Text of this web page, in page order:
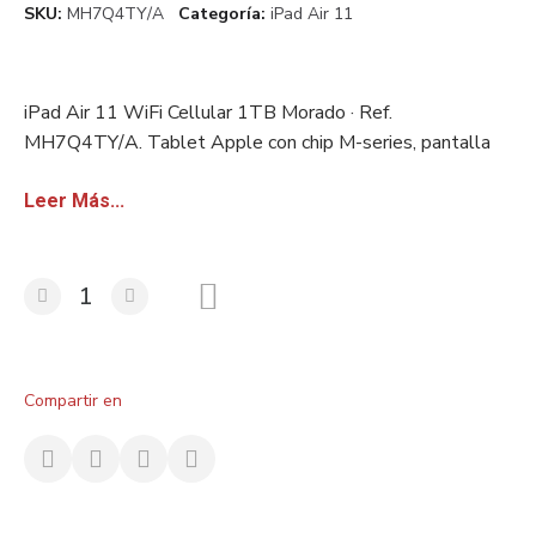
SKU MH7Q4TY/A Categoría iPad Air 11
iPad Air 11 WiFi Cellular 1TB Morado · Ref.
MH7Q4TY/A. Tablet Apple con chip M-series, pantalla
certificado. Disponible con factura sin IVA para
Leer Más...
Compartir en